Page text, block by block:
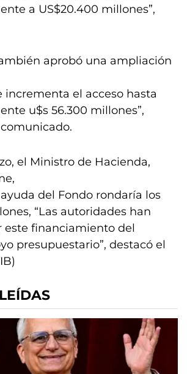
a US$20.400 millones”,
aprobó una ampliación
incrementa el acceso hasta
u$s 56.300 millones”,
el Ministro de Hacienda,
del Fondo rondaría los
“Las autoridades han
este financiamiento del
presupuestario”, destacó el